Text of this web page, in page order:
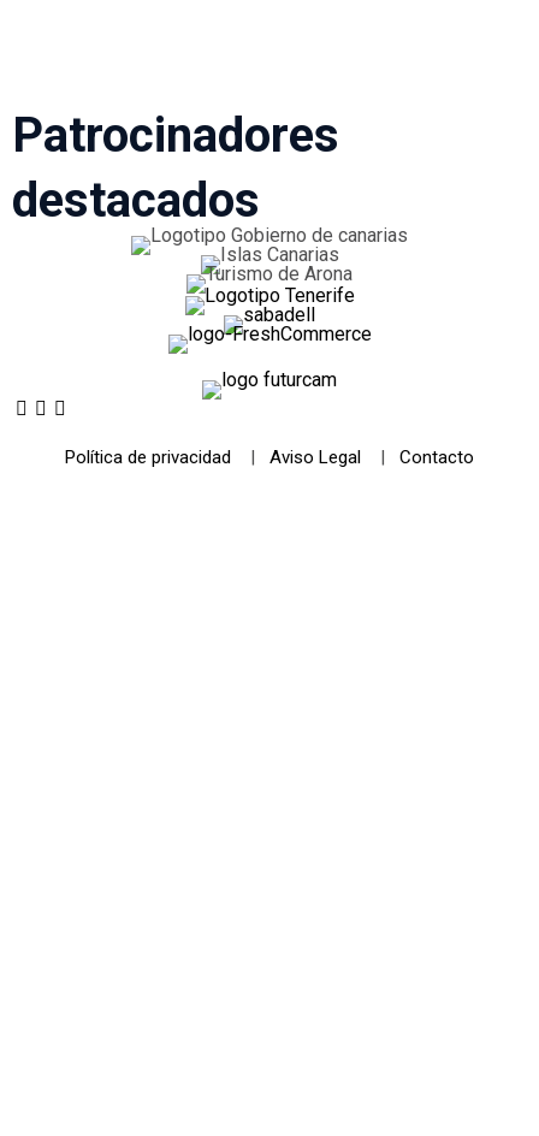
Patrocinadores
destacados
Política de privacidad | Aviso Legal | Contacto